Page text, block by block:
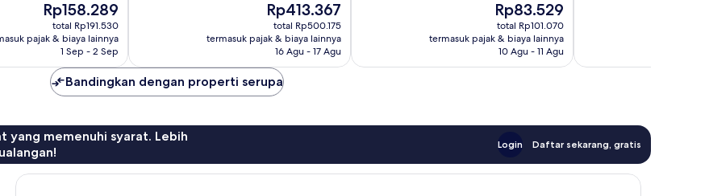
Harga
sekarang
Rp158.289
Rp158.289
total Rp191.530
pajak & biaya lainnya
1 Sep - 2 Sep
Harga
sekarang
Rp413.367
Rp413.367
total Rp500.175
termasuk pajak & biaya lainnya
16 Agu - 17 Agu
Harga
sekarang
Rp83.529
Rp83.529
total Rp101.070
termasuk pajak & biaya lainnya
10 Agu - 11 Agu
Bandingkan dengan properti serupa
yang memenuhi syarat. Lebih
Login Daftar sekarang, gratis